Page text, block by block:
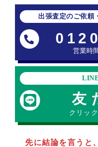
出張査定のご依頼
営業時
友
クリッ
先に結論を言うと